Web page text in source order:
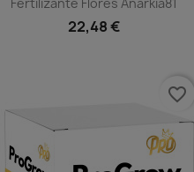
22,48 €
favorite_border